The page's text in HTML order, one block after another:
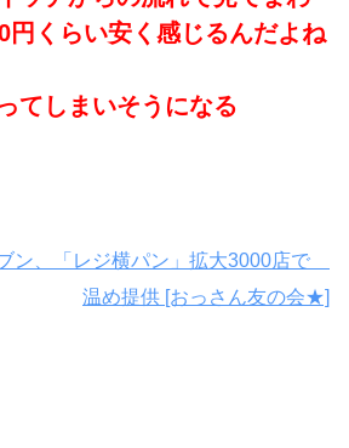
円くらい安く感じるんだよね
てしまいそうになる
ン、「レジ横パン」拡大3000店で
温め提供 [おっさん友の会★]